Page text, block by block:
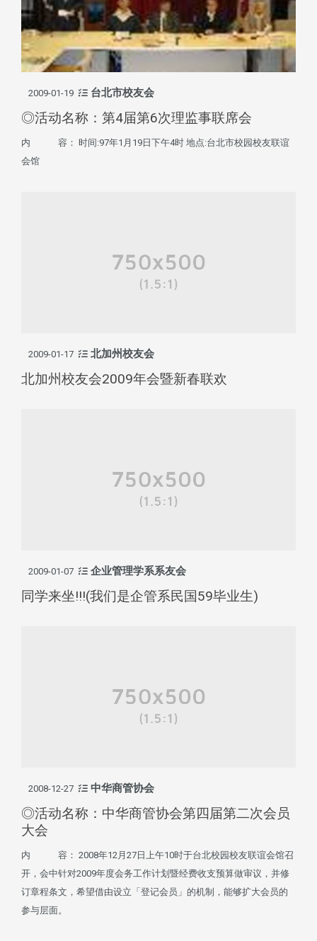
2009-01-19 台北市校友会
◎活动名称：第4届第6次理监事联席会
内 容： 时间:97年1月19日下午4时 地点:台北市校园校友联谊
会馆
2009-01-17 北加州校友会
北加州校友会2009年会暨新春联欢
2009-01-07 企业管理学系系友会
同学来坐!!!(我们是企管系民国59毕业生)
2008-12-27 中华商管协会
◎活动名称：中华商管协会第四届第二次会员
大会
内 容： 2008年12月27日上午10时于台北校园校友联谊会馆召
开，会中针对2009年度会务工作计划暨经费收支预算做审议，并修
订章程条文，希望借由设立「登记会员」的机制，能够扩大会员的
参与层面。